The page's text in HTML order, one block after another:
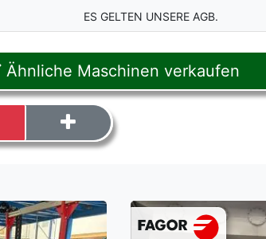
ES GELTEN UNSERE AGB.
Ähnliche Maschinen verkaufen